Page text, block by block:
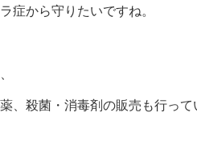
症から守りたいですね。
殺菌・消毒剤の販売も行って